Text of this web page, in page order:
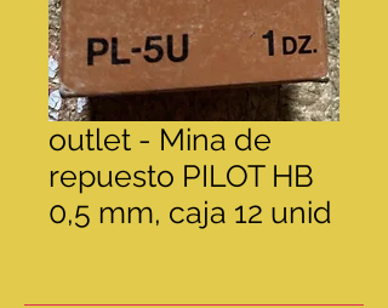
outlet - Mina de
repuesto PILOT HB
0,5 mm, caja 12 unid